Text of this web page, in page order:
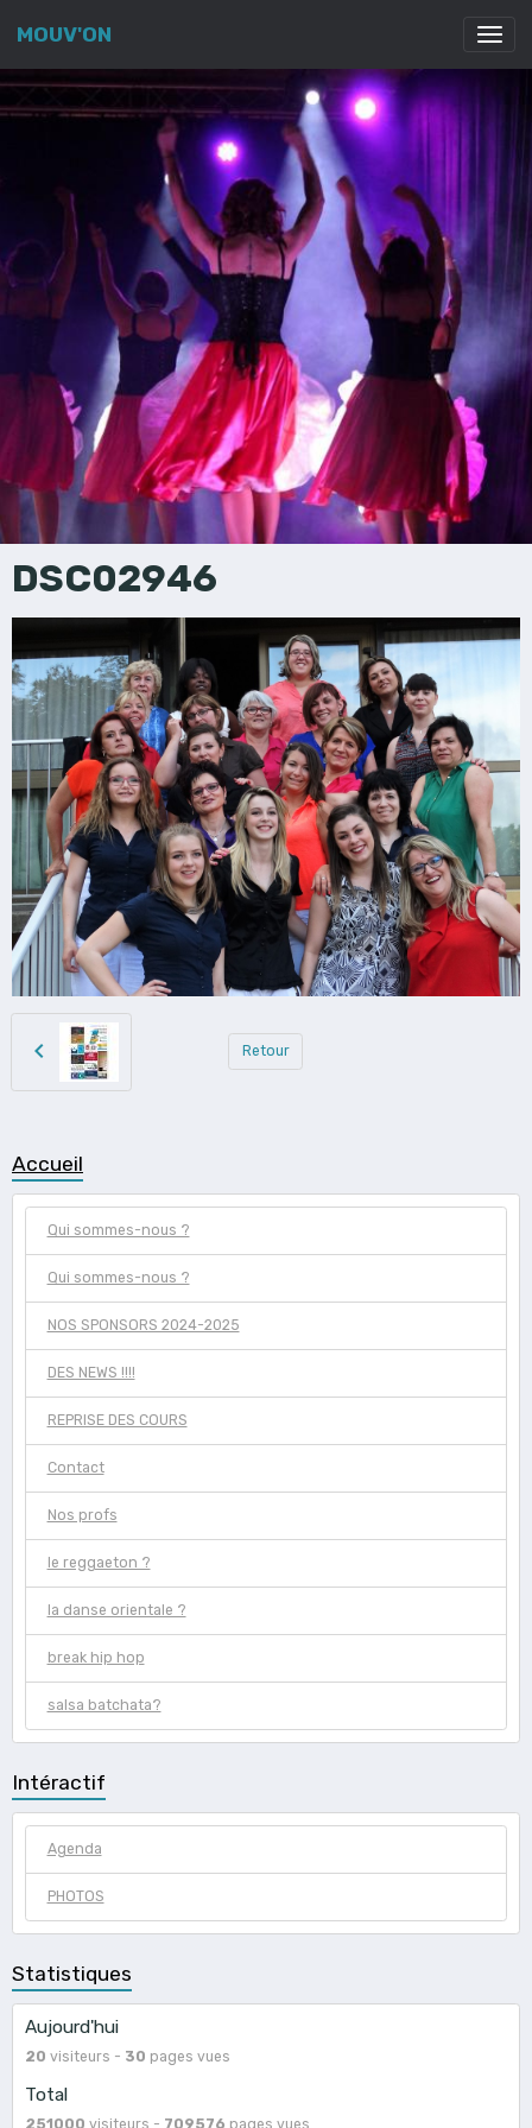
MOUV'ON
DSC02946
Retour
Accueil
Qui sommes-nous ?
Qui sommes-nous ?
NOS SPONSORS 2024-2025
DES NEWS !!!!
REPRISE DES COURS
Contact
Nos profs
le reggaeton ?
la danse orientale ?
break hip hop
salsa batchata?
Intéractif
Agenda
PHOTOS
Statistiques
Aujourd'hui
20 visiteurs - 30 pages vues
Total
251000 visiteurs - 709576 pages vues